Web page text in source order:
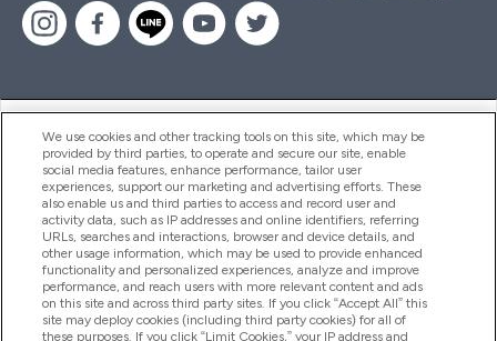
ヘルプ＆ガイド
商品について
会社概要
We use cookies and other tracking tools on this site, which may be
provided by third parties, to operate and secure our site, enable
social media features, enhance performance, tailor user
experiences, support our marketing and advertising efforts. These
also enable us and third parties to access and record user and
activity data, such as IP addresses and online identifiers, referring
URLs, searches and interactions, browser and device details, and
other usage information, which may be used to provide enhanced
functionality and personalized experiences, analyze and improve
performance, and reach users with more relevant content and ads
on this site and across third party sites. If you click “Accept All” this
site may deploy cookies (including third party cookies) for all of
these purposes. If you click “Limit Cookies,” your IP address and